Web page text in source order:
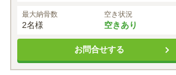
最大納骨数
2名様
空き状況
空きあり
お問合せする